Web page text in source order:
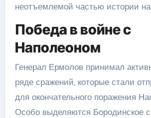
неотъемлемой частью истории
Победа в войне с
Наполеоном
Генерал Ермолов принимал
ряде сражений, которые стали
для окончательного поражения
Особо выделяются Бородинское